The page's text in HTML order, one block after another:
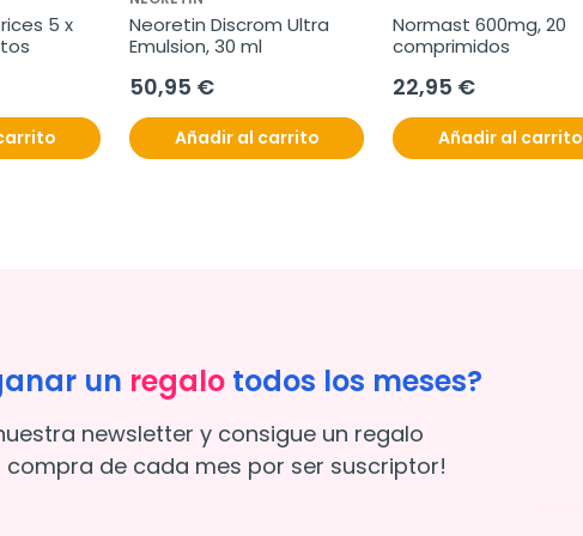
5 x
Neoretin Discrom Ultra
Emulsion, 30 ml
50,95 €
Añadir al carrito
Normast 600mg, 20
comprimidos
22,95 €
Añadir al carrito
un regalo todos los meses?
newsletter y consigue un regalo
compra de cada mes por ser suscriptor!